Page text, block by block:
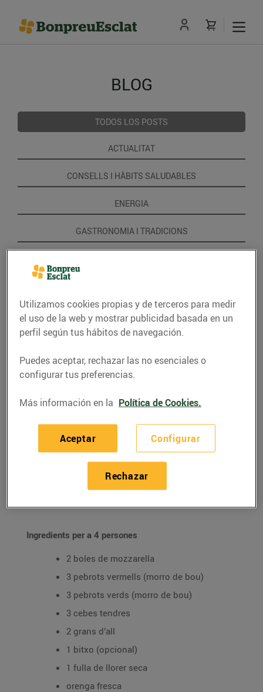
BLOG
TODOS LOS POSTS
ACTUALITAT
CONSELLS I HÀBITS SALUDABLES
ENERGIA
GASTRONOMIA I TRADICIONS
RECETAS
Amanida de pebrot i
mozzarella
Ingredients per a 4 persones
2 boles de mozzarella
3 pebrots vermells (morro de bou)
3 pebrots verds (morro de bou)
3 cebes tendres
2 grans d’all
1 bitxo (opcional)
1 fulla de llorer seca
orenga fresca
Utilizamos cookies propias y de terceros para medir
el uso de la web y mostrar publicidad basada en un
perfil según tus hábitos de navegación.
Puedes aceptar, rechazar las no esenciales o
configurar tus preferencias.
Más información en la Política de Cookies.
Configurar
Rechazar
Aceptar